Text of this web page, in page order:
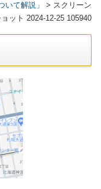
いて解説」
> スクリーン
ョット 2024-12-25 105940